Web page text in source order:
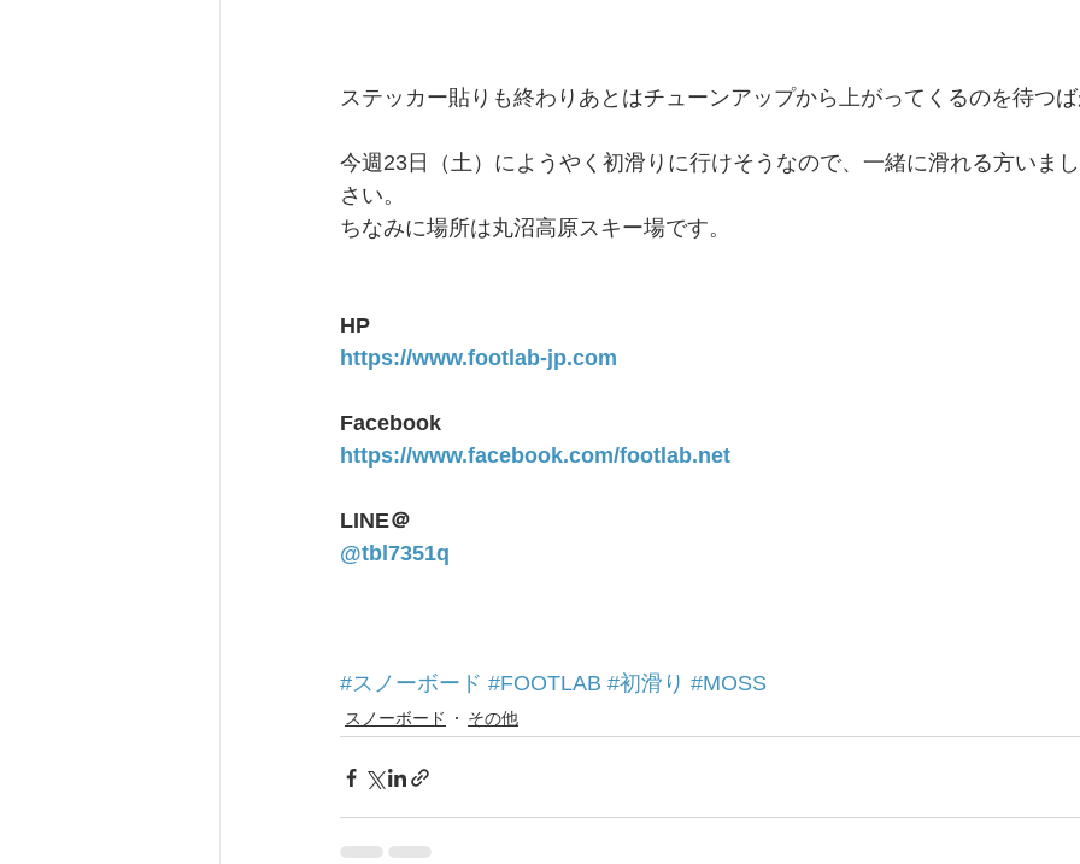
ステッカー貼りも終わりあとはチューンアップから上がってくるのを待つば
今週23日（土）にようやく初滑りに行けそうなので、一緒に滑れる方いま
さい。
ちなみに場所は丸沼高原スキー場です。
HP
https://www.footlab-jp.com
Facebook
https://www.facebook.com/footlab.net
LINE＠
@tbl7351q
#スノーボード #FOOTLAB #初滑り #MOSS
スノーボード その他